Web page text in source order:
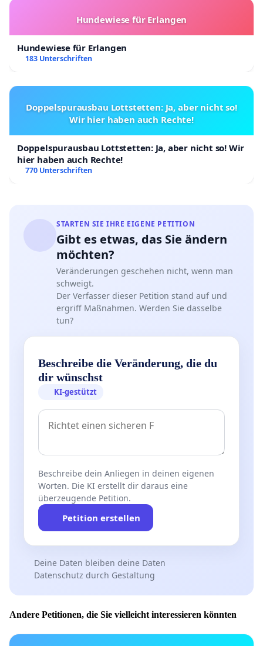
Hundewiese für Erlangen
Hundewiese für Erlangen
183 Unterschriften
Doppelspurausbau Lottstetten: Ja, aber nicht so!
Wir hier haben auch Rechte!
Doppelspurausbau Lottstetten: Ja, aber nicht so! Wir
hier haben auch Rechte!
770 Unterschriften
STARTEN SIE IHRE EIGENE PETITION
Gibt es etwas, das Sie ändern
möchten?
Veränderungen geschehen nicht, wenn man
schweigt.
Der Verfasser dieser Petition stand auf und
ergriff Maßnahmen. Werden Sie dasselbe
tun?
Beschreibe die Veränderung, die du
dir wünschst
KI-gestützt
Beschreibe dein Anliegen in deinen eigenen
Worten. Die KI erstellt dir daraus eine
überzeugende Petition.
Petition erstellen
Deine Daten bleiben deine Daten
Datenschutz durch Gestaltung
Andere Petitionen, die Sie vielleicht interessieren könnten